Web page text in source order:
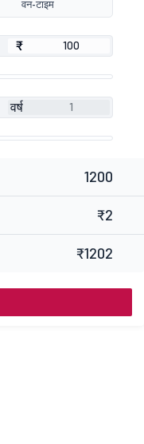
वन-टाइम
₹
₹
वर्ष
1200
₹2
₹1202